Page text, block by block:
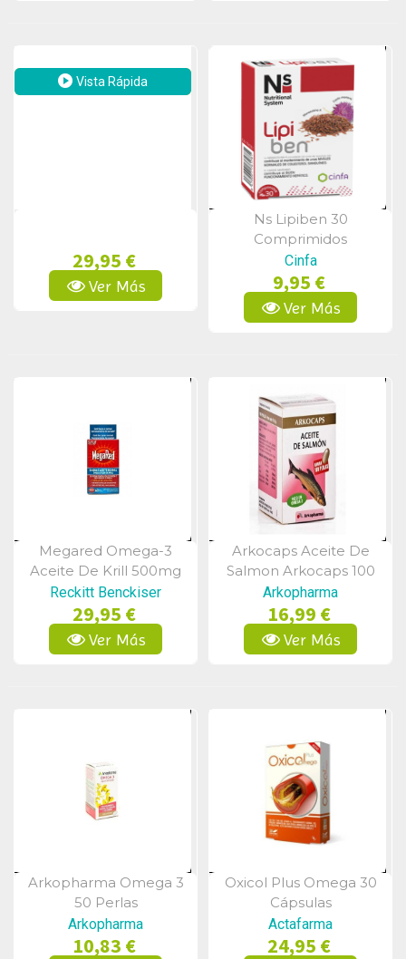
Vista Rápida
29,95 €
Ver Más
Vista Rápida
Ns Lipiben 30
Comprimidos
Cinfa
9,95 €
Ver Más
Vista Rápida
Megared Omega-3
Aceite De Krill 500mg
60+ 20 Cap
Reckitt Benckiser
29,95 €
Ver Más
Vista Rápida
Arkocaps Aceite De
Salmon Arkocaps 100
Caps
Arkopharma
16,99 €
Ver Más
Vista Rápida
Arkopharma Omega 3
50 Perlas
Arkopharma
10,83 €
Vista Rápida
Oxicol Plus Omega 30
Cápsulas
Actafarma
24,95 €